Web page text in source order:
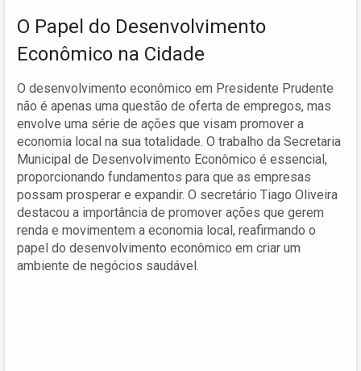
O Papel do Desenvolvimento
Econômico na Cidade
O desenvolvimento econômico em Presidente Prudente
não é apenas uma questão de oferta de empregos, mas
envolve uma série de ações que visam promover a
economia local na sua totalidade. O trabalho da Secretaria
Municipal de Desenvolvimento Econômico é essencial,
proporcionando fundamentos para que as empresas
possam prosperar e expandir. O secretário Tiago Oliveira
destacou a importância de promover ações que gerem
renda e movimentem a economia local, reafirmando o
papel do desenvolvimento econômico em criar um
ambiente de negócios saudável.